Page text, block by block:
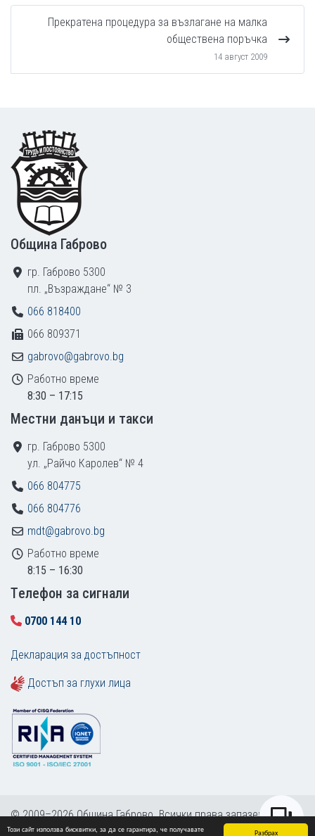
Разбрах
Този сайт използва бисквитки, за да се гарантира, че получавате
Прекратена процедура за възлагане на малка
обществена поръчка
14 август 2009
Footer
Община Габрово
гр. Габрово 5300
пл. „Възраждане“ № 3
066 818400
066 809371
gabrovo@gabrovo.bg
Работно време
8:30 – 17:15
Местни данъци и такси
гр. Габрово 5300
ул. „Райчо Каролев“ № 4
066 804775
066 804776
mdt@gabrovo.bg
Работно време
8:15 – 16:30
Tелефон за сигнали
0700 144 10
Декларация за достъпност
Достъп за глухи лица
© 2009–2026 Община Габрово. Всички права запазени.
Карта на сайта